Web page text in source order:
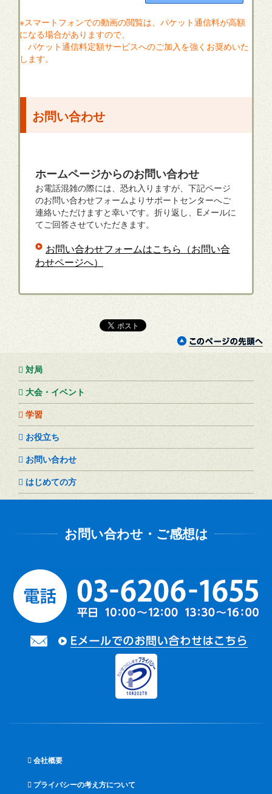
※スマートフォンでの動画の閲覧は、パケット通信料が高額
になる場合がありますので、
パケット通信料定額サービスへのご加入を強くお奨めいた
します。
お問い合わせ
ホームページからのお問い合わせ
お電話混雑の際には、恐れ入りますが、下記ページ
のお問い合わせフォームよりサポートセンターへご
連絡いただけますと幸いです。折り返し、Eメールに
てご回答させていただきます。
お問い合わせフォームはこちら（お問い合
わせページへ）
対局
大会・イベント
学習
お役立ち
お問い合わせ
はじめての方
会社概要
プライバシーの考え方について